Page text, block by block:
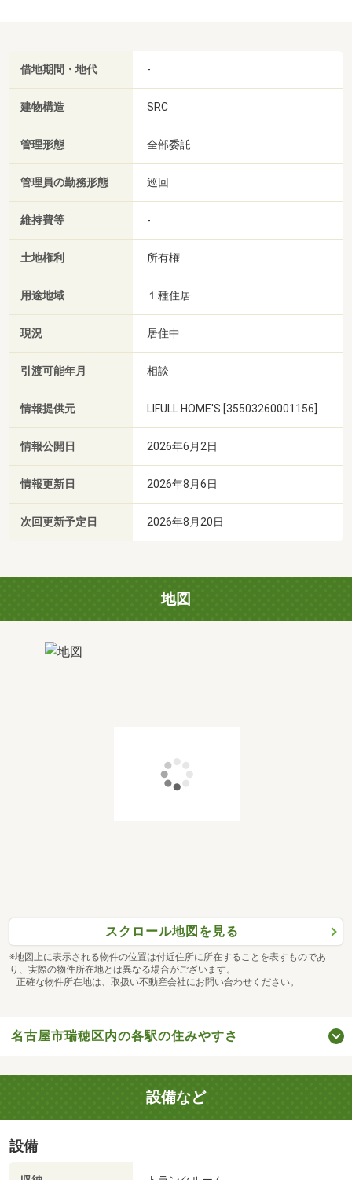
借地期間・地代 -
建物構造 SRC
管理形態 全部委託
管理員の勤務形態 巡回
維持費等 -
土地権利 所有権
用途地域 １種住居
現況 居住中
引渡可能年月 相談
情報提供元 LIFULL HOME'S [35503260001156]
情報公開日 2026年6月2日
情報更新日 2026年8月6日
次回更新予定日 2026年8月20日
地図
スクロール地図を見る
※地図上に表示される物件の位置は付近住所に所在することを表すものであ
り、実際の物件所在地とは異なる場合がございます。
正確な物件所在地は、取扱い不動産会社にお問い合わせください。
名古屋市瑞穂区内の各駅の住みやすさ
設備など
設備